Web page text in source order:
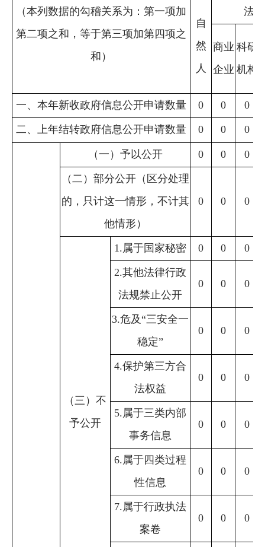
（本列数据的勾稽关系为：第一项加
第二项之和，等于第三项加第四项之
和）
自
然
人
法
商业
企业
科研
机构
一、本年新收政府信息公开申请数量 0 0 0
二、上年结转政府信息公开申请数量 0 0 0
（一）予以公开 0 0 0
（二）部分公开（区分处理
的，只计这一情形，不计其
他情形）
0 0 0
（三）不
予公开
1.属于国家秘密 0 0 0
2.其他法律行政
法规禁止公开
0 0 0
3.危及“三安全一
稳定”
0 0 0
4.保护第三方合
法权益
0 0 0
5.属于三类内部
事务信息
0 0 0
6.属于四类过程
性信息
0 0 0
7.属于行政执法
案卷
0 0 0